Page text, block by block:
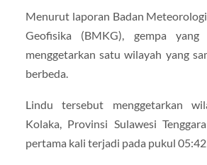
Menurut laporan Badan
Geofisika (BMKG), gempa
menggetarkan satu wilayah yang
berbeda.
Lindu tersebut menggetarkan
Kolaka, Provinsi Sulawesi
pertama kali terjadi pada pukul